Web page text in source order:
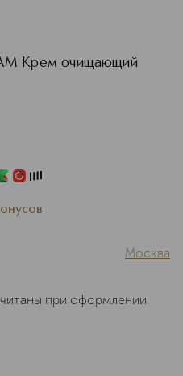
Крем очищающий
Москва
при оформлении